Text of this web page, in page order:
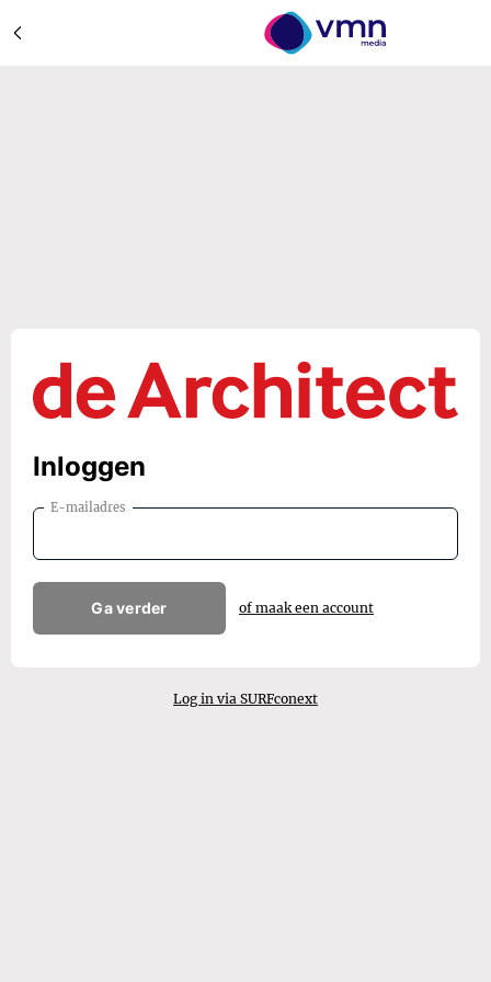
Inloggen
E-mailadres
Ga verder of maak een account
Log in via SURFconext